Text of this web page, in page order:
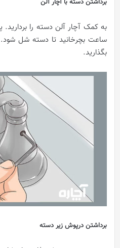
به کمک آچار آلن دسته را
ساعت بچرخانید تا دسته شل شود.
بگذارید.
برداشتن درپوش زیر دسته